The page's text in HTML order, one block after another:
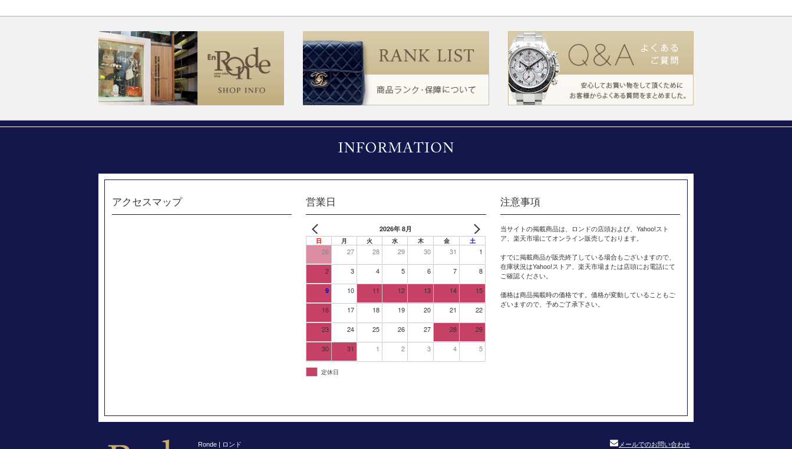
アクセスマップ 営業日
2026年 8月
日 月 火 水 木 金 土
26 27 28 29 30 31 1
2 3 4 5 6 7 8
9 10 11 12 13 14 15
16 17 18 19 20 21 22
23 24 25 26 27 28 29
30 31 1 2 3 4 5
定休日
注意事項
当サイトの掲載商品は、ロンドの店頭および、Yahoo!スト
ア、楽天市場にてオンライン販売しております。
すでに掲載商品が販売終了している場合もございますので、
在庫状況はYahoo!ストア、楽天市場または店頭にお電話にて
ご確認ください。
価格は商品掲載時の価格です。価格が変動していることもご
ざいますので、予めご了承下さい。
Ronde | ロンド メールでのお問い合わせ